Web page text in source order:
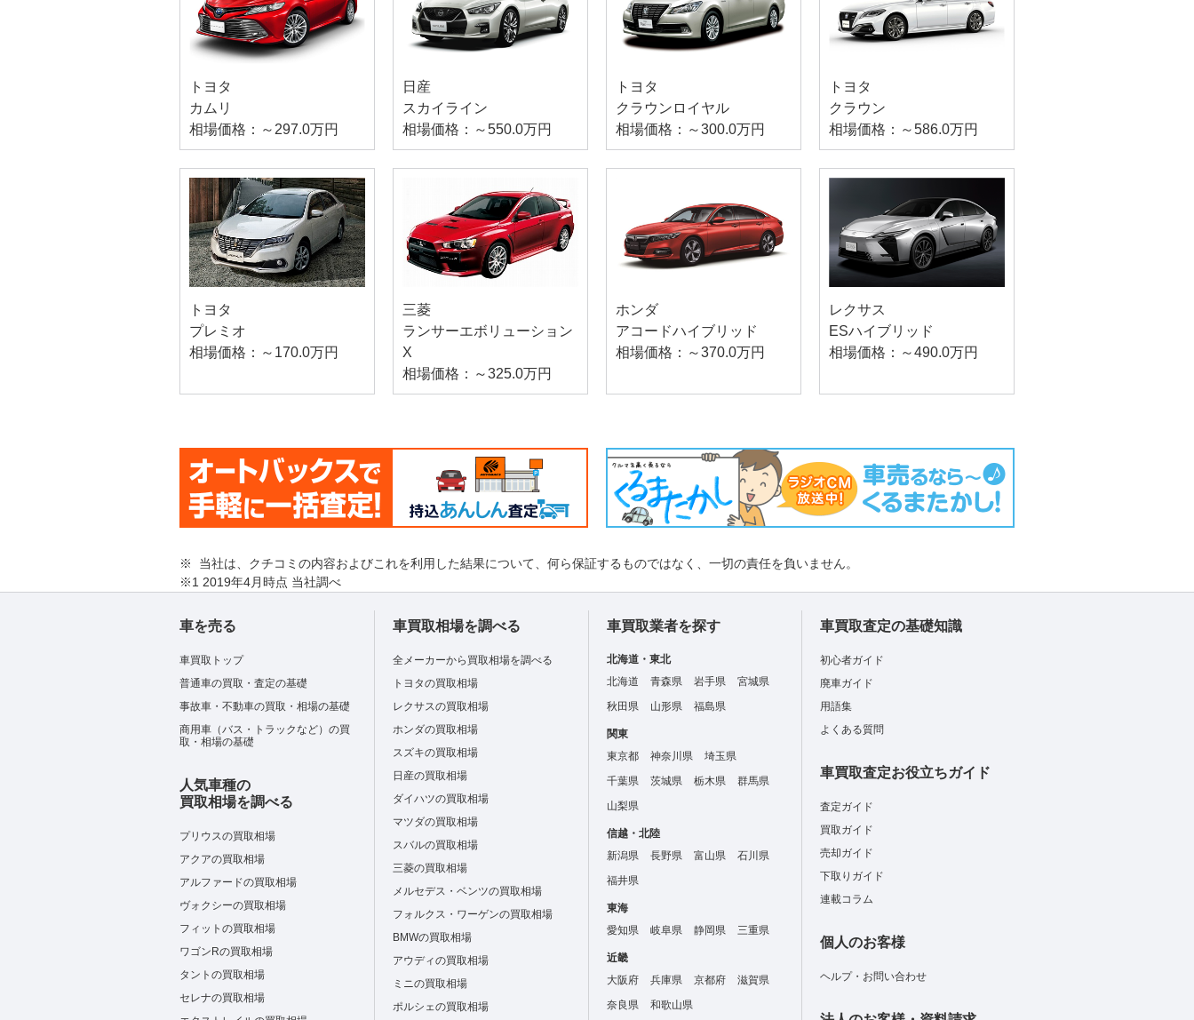
トヨタ
カムリ
相場価格：～297.0万円
日産
スカイライン
相場価格：～550.0万円
トヨタ
クラウンロイヤル
相場価格：～300.0万円
トヨタ
クラウン
相場価格：～586.0万円
トヨタ
プレミオ
相場価格：～170.0万円
三菱
ランサーエボリューション
X
相場価格：～325.0万円
ホンダ
アコードハイブリッド
相場価格：～370.0万円
レクサス
ESハイブリッド
相場価格：～490.0万円
※ 当社は、クチコミの内容およびこれを利用した結果について、何ら保証するものではなく、一切の責任を負いません。
※1 2019年4月時点 当社調べ
車を売る
車買取トップ
普通車の買取・査定の基礎
事故車・不動車の買取・相場の基礎
商用車（バス・トラックなど）の買
取・相場の基礎
人気車種の
買取相場を調べる
プリウスの買取相場
アクアの買取相場
アルファードの買取相場
ヴォクシーの買取相場
フィットの買取相場
ワゴンRの買取相場
タントの買取相場
セレナの買取相場
車買取相場を調べる
全メーカーから買取相場を調べる
トヨタの買取相場
レクサスの買取相場
ホンダの買取相場
スズキの買取相場
日産の買取相場
ダイハツの買取相場
マツダの買取相場
スバルの買取相場
三菱の買取相場
メルセデス・ベンツの買取相場
フォルクス・ワーゲンの買取相場
BMWの買取相場
アウディの買取相場
ミニの買取相場
ポルシェの買取相場
車買取業者を探す
北海道・東北
北海道
青森県 岩手県
宮城県
秋田県
山形県 福島県
関東
東京都
神奈川県
埼玉県
千葉県
茨城県 栃木県
群馬県
山梨県
信越・北陸
新潟県
長野県 富山県
石川県
福井県
東海
愛知県
岐阜県 静岡県 三重県
近畿
大阪府
兵庫県 京都府
滋賀県
奈良県
和歌山県
車買取査定の基礎知識
初心者ガイド
廃車ガイド
用語集
よくある質問
車買取査定お役立ちガイド
査定ガイド
買取ガイド
売却ガイド
下取りガイド
連載コラム
個人のお客様
ヘルプ・お問い合わせ